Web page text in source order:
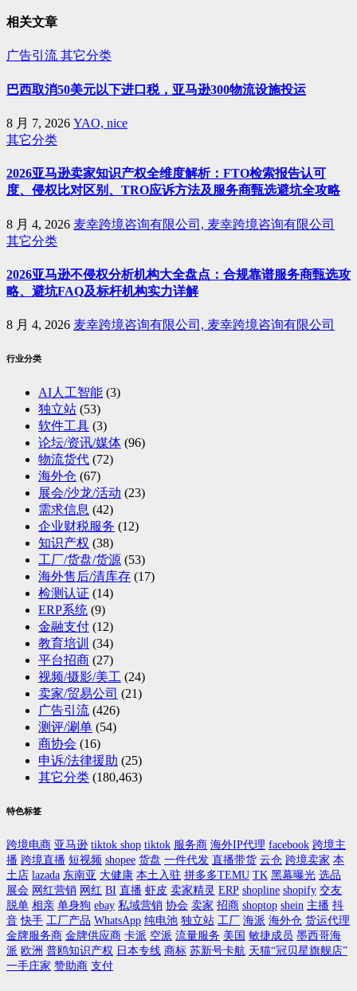
相关文章
广告引流 其它分类
巴西取消50美元以下进口税，亚马逊300物流设施投运
8 月 7, 2026 YAO, nice
其它分类
2026亚马逊卖家知识产权全维度解析：FTO检索报告认可
度、侵权比对区别、TRO应诉方法及服务商甄选避坑全攻略
8 月 4, 2026 麦幸跨境咨询有限公司, 麦幸跨境咨询有限公司
其它分类
2026亚马逊不侵权分析机构大全盘点：合规靠谱服务商甄选攻
略、避坑FAQ及标杆机构实力详解
8 月 4, 2026 麦幸跨境咨询有限公司, 麦幸跨境咨询有限公司
行业分类
AI人工智能 (3)
独立站 (53)
软件工具 (3)
论坛/资讯/媒体 (96)
物流货代 (72)
海外仓 (67)
展会/沙龙/活动 (23)
需求信息 (42)
企业财税服务 (12)
知识产权 (38)
工厂/货盘/货源 (53)
海外售后/清库存 (17)
检测认证 (14)
ERP系统 (9)
金融支付 (12)
教育培训 (34)
平台招商 (27)
视频/摄影/美工 (24)
卖家/贸易公司 (21)
广告引流 (426)
测评/涮单 (54)
商协会 (16)
申诉/法律援助 (25)
其它分类 (180,463)
特色标签
跨境电商 亚马逊 tiktok shop tiktok 服务商 海外IP代理 facebook 跨境主
播 跨境直播 短视频 shopee 货盘 一件代发 直播带货 云仓 跨境卖家 本
土店 lazada 东南亚 大健康 本土入驻 拼多多TEMU TK 黑幕曝光 选品
展会 网红营销 网红 BI 直播 虾皮 卖家精灵 ERP shopline shopify 交友
脱单 相亲 单身狗 ebay 私域营销 协会 卖家 招商 shoptop shein 主播 抖
音 快手 工厂产品 WhatsApp 纯电池 独立站 工厂 海派 海外仓 货运代理
金牌服务商 金牌供应商 卡派 空派 流量服务 美国 敏捷成员 墨西哥海
派 欧洲 普鸥知识产权 日本专线 商标 苏新号卡航 天猫“冠贝星旗舰店”
一手庄家 赞助商 支付